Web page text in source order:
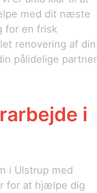
med dit næste
for en frisk
renovering af din
pålidelige partner
i
i Ulstrup med
for at hjælpe dig